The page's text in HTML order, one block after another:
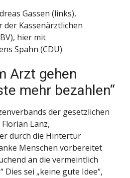
Gassen (links),
Kassenärztlichen
hier mit
Spahn (CDU)
Arzt gehen
mehr bezahlen“
der gesetzlichen
Lanz,
durch die Hintertür
Menschen vorbereitet
an die vermeintlich
Dies sei „keine gute Idee“,